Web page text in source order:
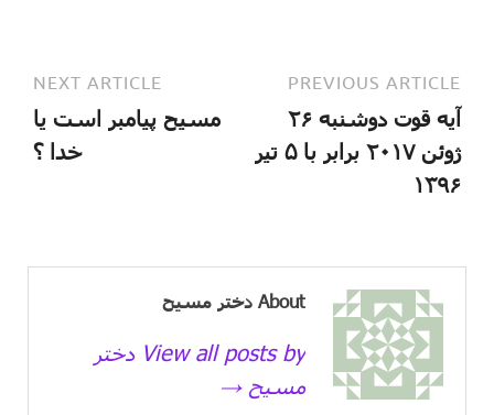
PREVIOUS ARTICLE
آیه قوت دوشنبه ۲۶
ژوئن ۲۰۱۷ برابر با ۵ تیر
۱۳۹۶
NEXT ARTICLE
مسیح پیامبر است یا
خدا ؟
About دختر مسیح
View all posts by دختر
مسیح →